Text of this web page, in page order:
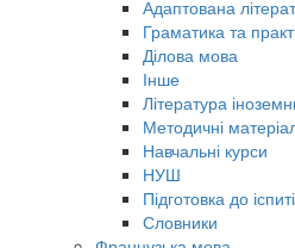
Адаптована
Граматика та
Ділова мова
Інше
Література
Методичні
Навчальні курси
НУШ
Підготовка до
Словники